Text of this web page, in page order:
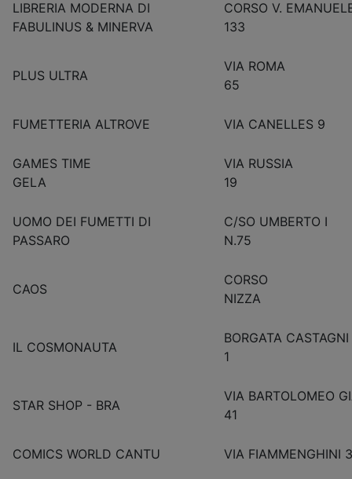
LIBRERIA MODERNA DI
FABULINUS & MINERVA
CORSO V.
133
PLUS ULTRA
VIA ROMA
65
FUMETTERIA ALTROVE VIA CANELLES 9
GAMES TIME
GELA
VIA RUSSIA
19
UOMO DEI FUMETTI DI
PASSARO
C/SO UMBERTO I
N.75
CAOS
CORSO
IL COSMONAUTA
BORGATA CASTAGNI
1
STAR SHOP - BRA
VIA BARTOLOMEO
41
COMICS WORLD CANTU VIA FIAMMENGHINI